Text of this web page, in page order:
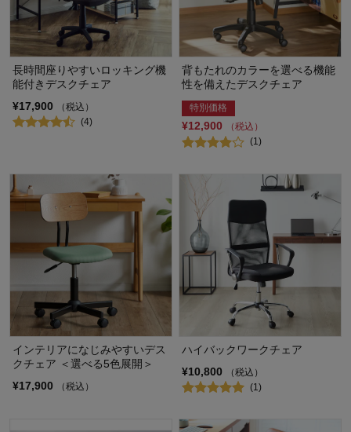
長時間座りやすいロッキング機
能付きデスクチェア
¥17,900
（税込）
(4)
背もたれのカラーを選べる機能
性を備えたデスクチェア
特別価格
¥12,900
（税込）
(1)
インテリアになじみやすいデス
クチェア ＜選べる5色展開＞
¥17,900
（税込）
ハイバックワークチェア
¥10,800
（税込）
(1)